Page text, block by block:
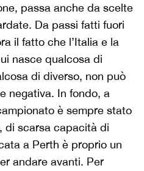
passa anche da scelte
Da passi fatti fuori
il fatto che l’Italia e la
nasce qualcosa di
di diverso, non può
negativa. In fondo, a
è sempre stato
di scarsa capacità di
a Perth è proprio un
andare avanti. Per